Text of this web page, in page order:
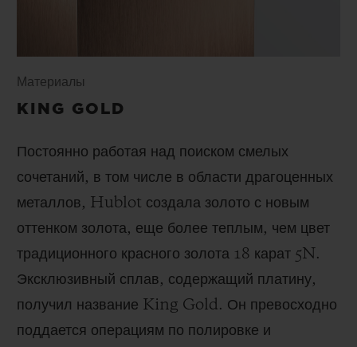
Материалы
KING GOLD
Постоянно работая над поиском смелых
сочетаний, в том числе в области драгоценных
металлов, Hublot создала золото с новым
оттенком золота, еще более теплым, чем цвет
традиционного красного золота 18 карат 5N.
Эксклюзивный сплав, содержащий платину,
получил название King Gold. Он превосходно
поддается операциям по полировке и